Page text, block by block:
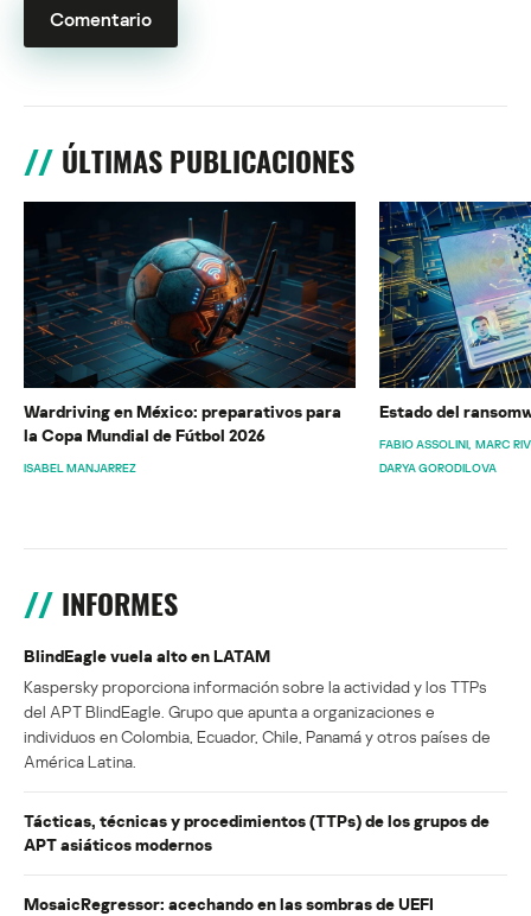
ÚLTIMAS PUBLICACIONES
Wardriving en México: preparativos para
la Copa Mundial de Fútbol 2026
ISABEL MANJARREZ
Estado del
FABIO ASSOLINI MARC
DARYA GORODILOVA
INFORMES
BlindEagle vuela alto en LATAM
Kaspersky proporciona información sobre la actividad y los TTPs
del APT BlindEagle. Grupo que apunta a organizaciones e
individuos en Colombia, Ecuador, Chile, Panamá y otros países de
América Latina.
Tácticas, técnicas y procedimientos (TTPs) de los grupos de
APT asiáticos modernos
MosaicRegressor: acechando en las sombras de UEFI